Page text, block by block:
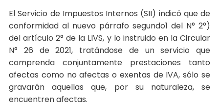
El Servicio de Impuestos Internos (SII) indicó que de
conformidad al nuevo párrafo segundo1 del N° 2°)
del artículo 2° de la LIVS, y lo instruido en la Circular
N° 26 de 2021, tratándose de un servicio que
comprenda conjuntamente prestaciones tanto
afectas como no afectas o exentas de IVA, sólo se
gravarán aquellas que, por su naturaleza, se
encuentren afectas.